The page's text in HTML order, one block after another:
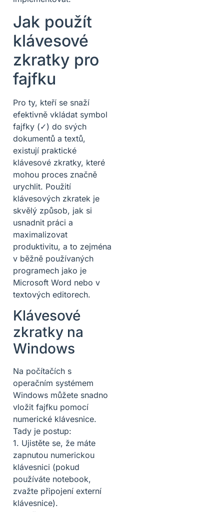
Jak použít
klávesové
zkratky pro
fajfku
Pro ty, kteří se snaží
efektivně vkládat symbol
fajfky (✓) do svých
dokumentů a textů,
existují praktické
klávesové zkratky, které
mohou proces značně
urychlit. Použití
klávesových zkratek je
skvělý způsob, jak si
usnadnit práci a
maximalizovat
produktivitu, a to zejména
v běžně používaných
programech jako je
Microsoft Word nebo v
textových editorech.
Klávesové
zkratky na
Windows
Na počítačích s
operačním systémem
Windows můžete snadno
vložit fajfku pomocí
numerické klávesnice.
Tady je postup:
1. Ujistěte se, že máte
zapnutou numerickou
klávesnici (pokud
používáte notebook,
zvažte připojení externí
klávesnice).